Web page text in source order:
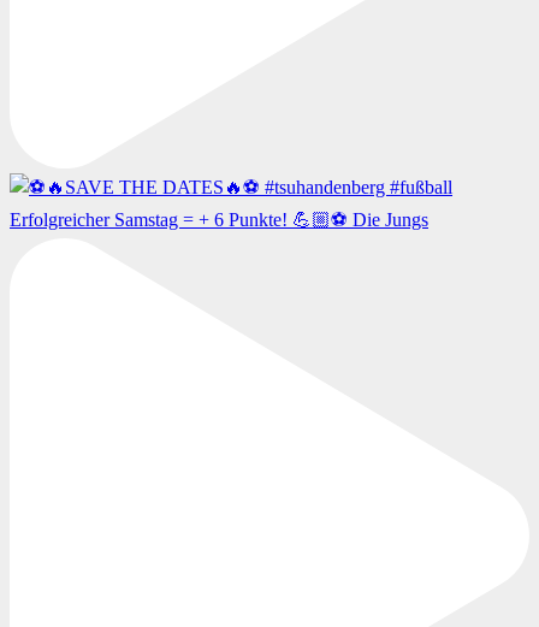
Erfolgreicher Samstag = + 6 Punkte! 💪🏼⚽️ Die Jungs